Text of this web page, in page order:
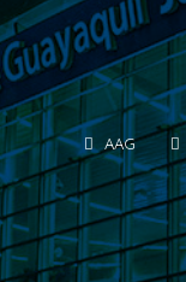
AAG